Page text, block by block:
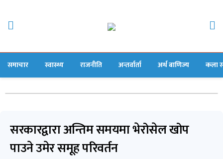
समाचार स्वास्थ्य राजनीति अन्तर्वार्ता अर्थ बाणिज्य कला
सरकारद्वारा अन्तिम समयमा भेरोसेल खोप
पाउने उमेर समूह परिवर्तन